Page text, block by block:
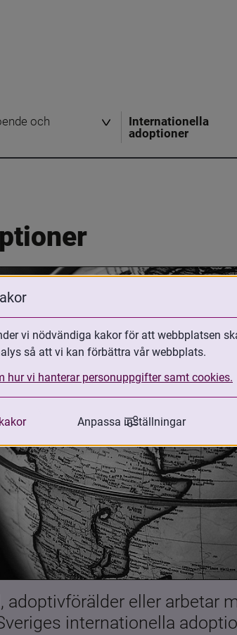
och
Internationella
adoptioner
adoptivförälder eller arbetar
internationella
vi nödvändiga kakor för att webbplatsen
så att vi kan förbättra vår webbplats.
hur vi hanterar personuppgifter samt cookies.
Anpassa inställningar